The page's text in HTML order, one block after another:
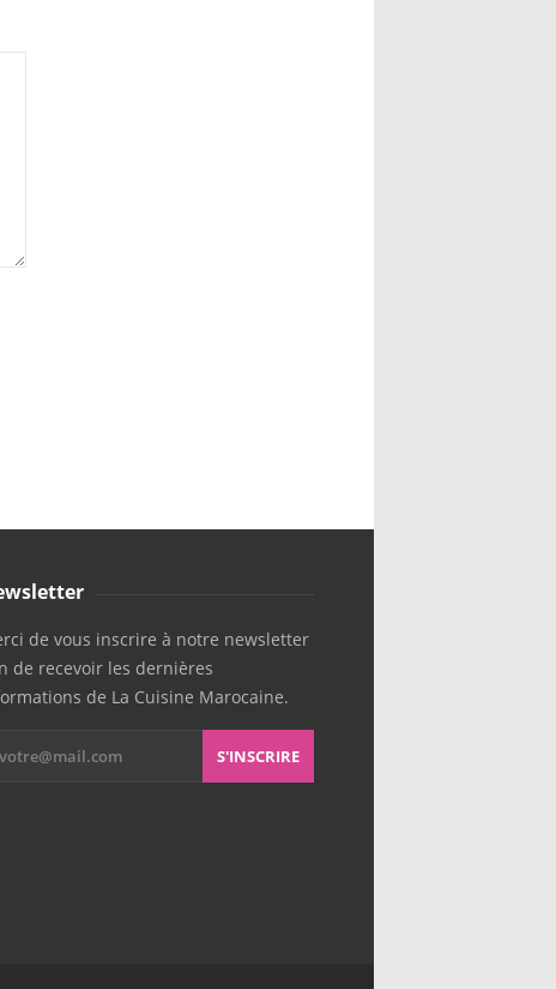
de vous inscrire à notre newsletter
de recevoir les dernières
de La Cuisine Marocaine.
S'INSCRIRE